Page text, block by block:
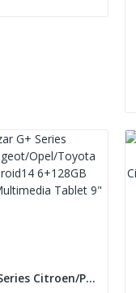
Bizzar G+ Series Citroen/Peugeot/Opel/Toyota...